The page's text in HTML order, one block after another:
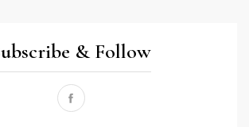
& Follow